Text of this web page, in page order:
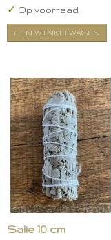
✓ Op voorraad
IN WINKELWAGEN
Salie 10 cm